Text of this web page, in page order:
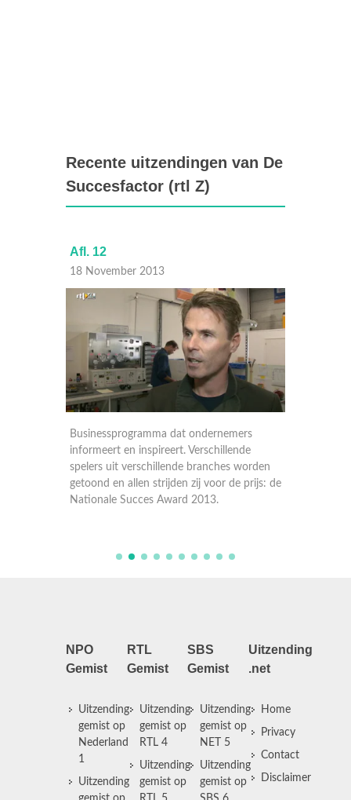
Recente uitzendingen van De
Succesfactor (rtl Z)
Afl. 12
18 November 2013
Businessprogramma dat ondernemers
informeert en inspireert. Verschillende
spelers uit verschillende branches worden
getoond en allen strijden zij voor de prijs: de
Nationale Succes Award 2013.
NPO
Gemist
Uitzending
gemist op
Nederland
1
Uitzending
RTL
Gemist
Uitzending
gemist op
RTL 4
Uitzending
gemist op
SBS
Gemist
Uitzending
gemist op
NET 5
Uitzending
gemist op
Uitzending
.net
Home
Privacy
Contact
Disclaimer